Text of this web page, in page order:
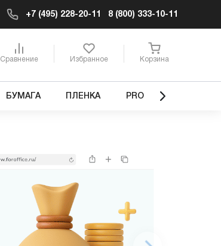
+7 (495) 228-20-11 8 (800) 333-10-11
Сравнение Избранное Корзина
БУМАГА ПЛЕНКА PRO